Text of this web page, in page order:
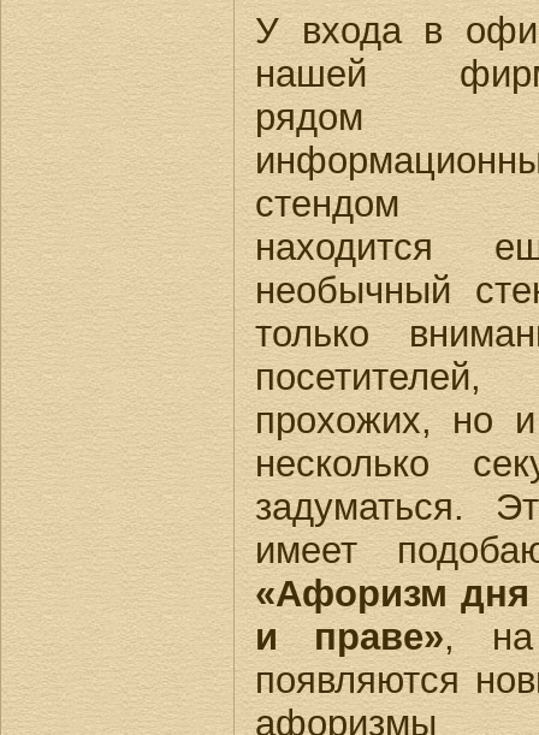
У входа в
нашей
рядом
стендом
находится
необычный
только
прохожих, но
несколько
задуматься.
имеет
«Афоризм дня
и праве», на
появляются
афоризмы